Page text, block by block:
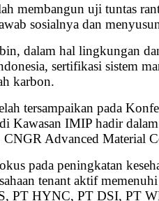
membangun uji tuntas
sosialnya dan
dalam hal lingkungan
sertifikasi sistem
karbon.
tersampaikan pada
Kawasan IMIP hadir
Advanced Material
pada peningkatan
tenant aktif
PT HYNC, PT DSI, PT